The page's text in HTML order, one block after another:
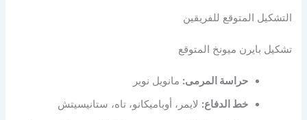
التشكيل المتوقع للفريقين
تشكيل بايرن ميونخ المتوقع
حراسة المرمى: مانويل نوير
خط الدفاع: لايمر، أوباميكانو، تاه، ستانيسيتش